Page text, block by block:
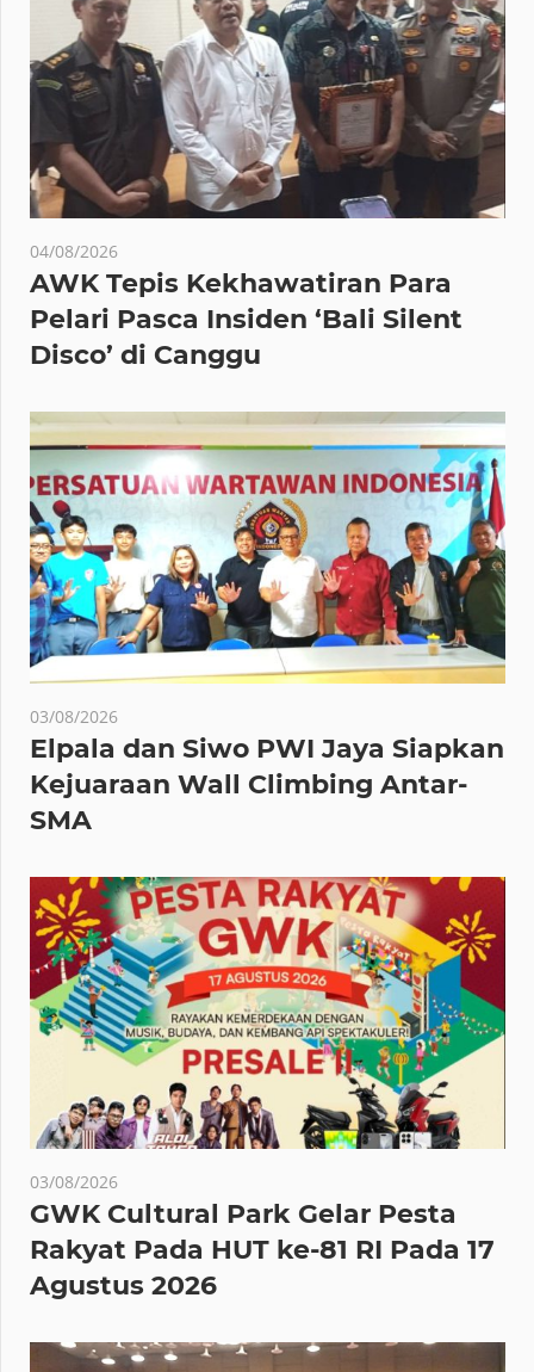
04/08/2026
AWK Tepis Kekhawatiran Para
Pelari Pasca Insiden ‘Bali Silent
Disco’ di Canggu
03/08/2026
Elpala dan Siwo PWI Jaya Siapkan
Kejuaraan Wall Climbing Antar-
SMA
03/08/2026
GWK Cultural Park Gelar Pesta
Rakyat Pada HUT ke-81 RI Pada 17
Agustus 2026